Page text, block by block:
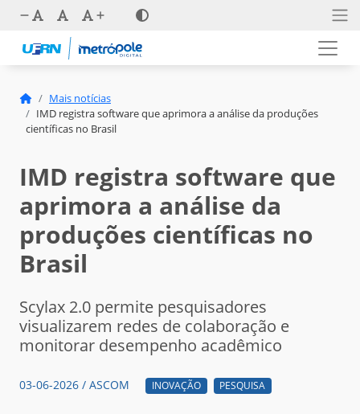
Mais notícias
IMD registra software que aprimora a análise da produções
científicas no Brasil
IMD registra software que
aprimora a análise da
produções científicas no
Brasil
Scylax 2.0 permite pesquisadores
visualizarem redes de colaboração e
monitorar desempenho acadêmico
03-06-2026 / ASCOM INOVAÇÃO PESQUISA